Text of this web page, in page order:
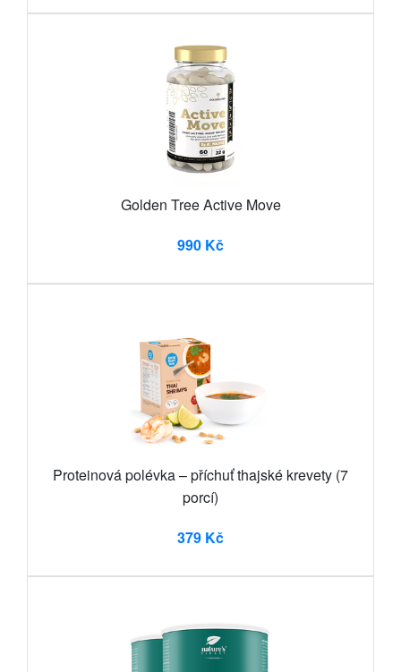
Golden Tree Active Move
990 Kč
Proteinová polévka – příchuť thajské krevety (7
porcí)
379 Kč